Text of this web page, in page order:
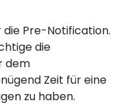
Pre-Notification.
die
dem
Zeit für eine
zu haben.